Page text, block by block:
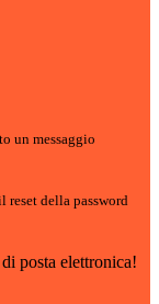
un messaggio
reset della password
posta elettronica!